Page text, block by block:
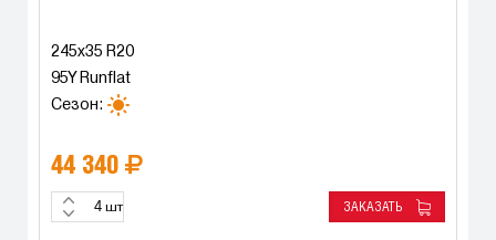
245x35 R20
95Y Runflat
Сезон:
44 340
шт ЗАКАЗАТЬ